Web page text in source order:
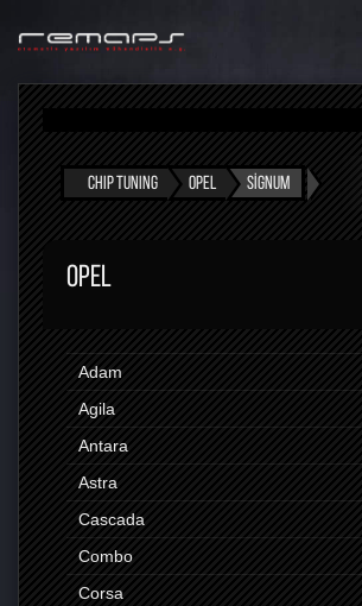
CHIP TUNING OPEL SIGNUM
OPEL
Adam
Agila
Antara
Astra
Cascada
Combo
Corsa